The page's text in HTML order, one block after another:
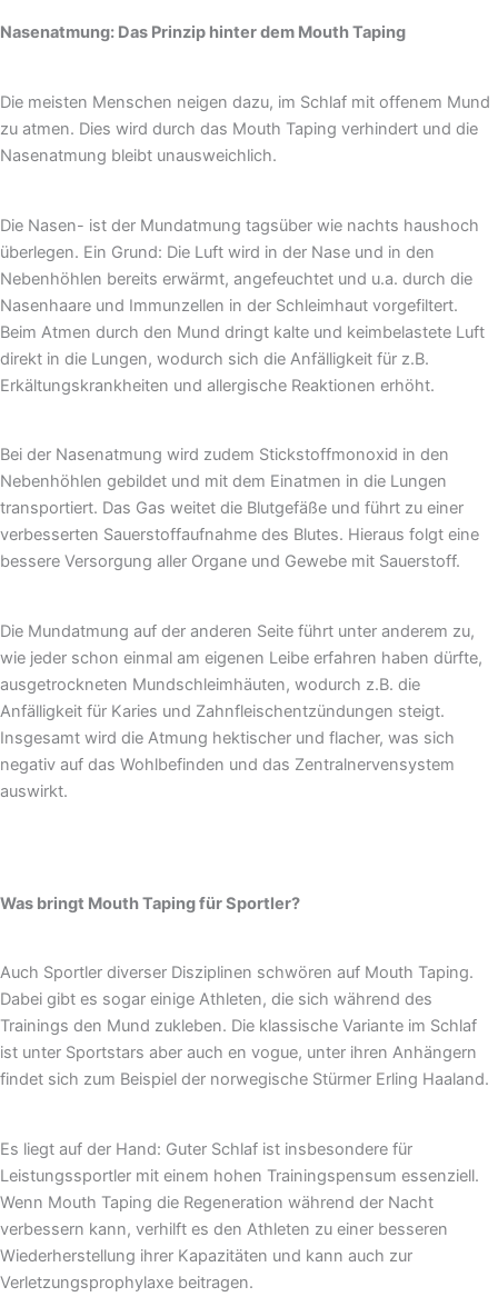
Nasenatmung: Das Prinzip hinter dem Mouth Taping
Die meisten Menschen neigen dazu, im Schlaf mit offenem Mund
zu atmen. Dies wird durch das Mouth Taping verhindert und die
Nasenatmung bleibt unausweichlich.
Die Nasen- ist der Mundatmung tagsüber wie nachts haushoch
überlegen. Ein Grund: Die Luft wird in der Nase und in den
Nebenhöhlen bereits erwärmt, angefeuchtet und u.a. durch die
Nasenhaare und Immunzellen in der Schleimhaut vorgefiltert.
Beim Atmen durch den Mund dringt kalte und keimbelastete Luft
direkt in die Lungen, wodurch sich die Anfälligkeit für z.B.
Erkältungskrankheiten und allergische Reaktionen erhöht.
Bei der Nasenatmung wird zudem Stickstoffmonoxid in den
Nebenhöhlen gebildet und mit dem Einatmen in die Lungen
transportiert. Das Gas weitet die Blutgefäße und führt zu einer
verbesserten Sauerstoffaufnahme des Blutes. Hieraus folgt eine
bessere Versorgung aller Organe und Gewebe mit Sauerstoff.
Die Mundatmung auf der anderen Seite führt unter anderem zu,
wie jeder schon einmal am eigenen Leibe erfahren haben dürfte,
ausgetrockneten Mundschleimhäuten, wodurch z.B. die
Anfälligkeit für Karies und Zahnfleischentzündungen steigt.
Insgesamt wird die Atmung hektischer und flacher, was sich
negativ auf das Wohlbefinden und das Zentralnervensystem
auswirkt.
Was bringt Mouth Taping für Sportler?
Auch Sportler diverser Disziplinen schwören auf Mouth Taping.
Dabei gibt es sogar einige Athleten, die sich während des
Trainings den Mund zukleben. Die klassische Variante im Schlaf
ist unter Sportstars aber auch en vogue, unter ihren Anhängern
findet sich zum Beispiel der norwegische Stürmer Erling Haaland.
Es liegt auf der Hand: Guter Schlaf ist insbesondere für
Leistungssportler mit einem hohen Trainingspensum essenziell.
Wenn Mouth Taping die Regeneration während der Nacht
verbessern kann, verhilft es den Athleten zu einer besseren
Wiederherstellung ihrer Kapazitäten und kann auch zur
Verletzungsprophylaxe beitragen.